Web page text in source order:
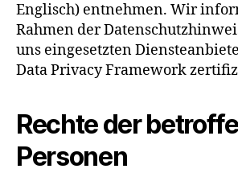
Englisch) entnehmen. Wir
Rahmen der
uns eingesetzten
Data Privacy Framework
Rechte der
Personen